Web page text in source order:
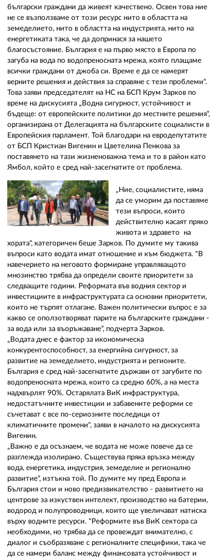
български граждани да живеят качествено. Освен това ние
не се възползваме от този ресурс нито в областта на
земеделието, нито в областта на индустрията, нито на
енергетиката така, че да допринася за нашето
благосъстояние. България е на първо място в Европа по
загуба на вода по водопреносната мрежа, която плащаме
всички граждани от джоба си. Време е да се намерят
верните решения и действия за справяне с тези проблеми".
Това заяви председателят на НС на БСП Крум Зарков по
време на дискусията „Водна сигурност, устойчивост и
бъдеще: от европейските политики до местните решения“,
организирана от Делегацията на българските социалисти в
Европейския парламент. Той благодари на евродепутатите
от БСП Кристиан Вигенин и Цветелина Пенкова за
поставянето на тази жизненоважна тема и то в район като
Ямбол, който е сред най-засегнатите от проблема.
„Ние, социалистите, няма
да се уморим да поставяме
тези въпроси, които
действително касаят пряко
живота и здравето на
хората“, категоричен беше Зарков. По думите му такива
въпроси като водата имат отношение и към бюджета. "В
навечерието на неговото формиране управляващото
мнозинство трябва да определи своите приоритети за
следващите години. Реформата във водния сектор и
инвестициите в инфраструктурата са основни приоритети,
които не търпят отлагане. Важен политически въпрос е за
какво се оползотворяват парите на българските граждани -
за вода или за въоръжаване“, подчерта Зарков.
„Водата днес е фактор за икономическа
конкурентоспособност, за енергийна сигурност, за
развитие на земеделието, индустрията и регионите.
България е сред най-засегнатите държави от загубите по
водопреносната мрежа, които са средно 60%, а на места
надхвърлят 90%. Остарялата ВиК инфраструктура,
недостатъчните инвестиции и забавените реформи се
съчетават с все по-сериозните последици от
климатичните промени", заяви в началото на дискусията
Вигенин.
„Важно е да осъзнаем, че водата не може повече да се
разглежда изолирано. Съществува пряка връзка между
вода, енергетика, индустрия, земеделие и регионално
развитие“, изтъкна той. По думите му пред Европа и
България стои и ново предизвикателство - развитието на
центрове за изкуствен интелект, производство на батерии,
водород и полупроводници, които ще увеличават натиска
върху водните ресурси. "Реформите във ВиК сектора са
необходими, но трябва да се провеждат внимателно, с
диалог и съобразяване с регионалните специфики, така че
да се намери баланс между финансовата устойчивост и